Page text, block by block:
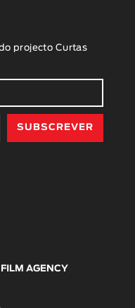
projecto Curtas
AGENCY